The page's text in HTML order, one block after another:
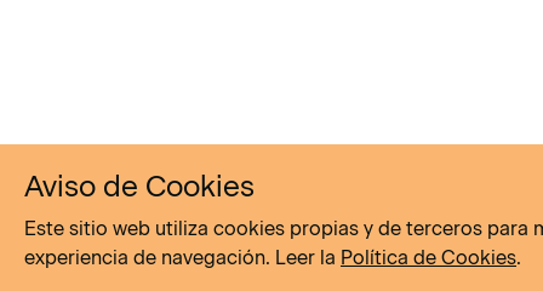
Aviso de Cookies
Este sitio web utiliza cookies propias y de terceros para
experiencia de navegación. Leer la Política de Cookies.